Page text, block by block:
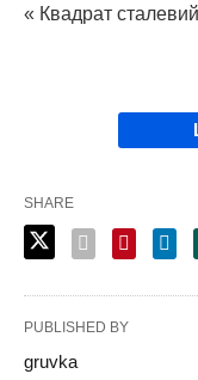
« Квадрат
SHARE
PUBLISHED BY
gruvka